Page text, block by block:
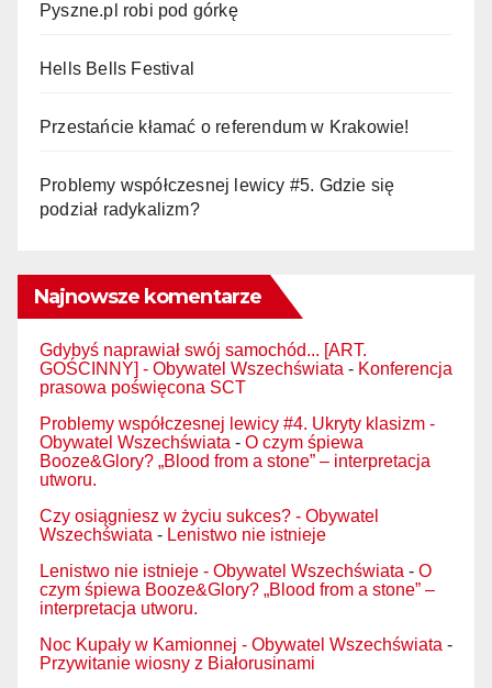
Pyszne.pl robi pod górkę
Hells Bells Festival
Przestańcie kłamać o referendum w Krakowie!
Problemy współczesnej lewicy #5. Gdzie się
podział radykalizm?
Najnowsze komentarze
Gdybyś naprawiał swój samochód... [ART.
GOŚCINNY] - Obywatel Wszechświata - Konferencja
prasowa poświęcona SCT
Problemy współczesnej lewicy #4. Ukryty klasizm -
Obywatel Wszechświata - O czym śpiewa
Booze&Glory? „Blood from a stone” – interpretacja
utworu.
Czy osiągniesz w życiu sukces? - Obywatel
Wszechświata - Lenistwo nie istnieje
Lenistwo nie istnieje - Obywatel Wszechświata - O
czym śpiewa Booze&Glory? „Blood from a stone” –
interpretacja utworu.
Noc Kupały w Kamionnej - Obywatel Wszechświata -
Przywitanie wiosny z Białorusinami